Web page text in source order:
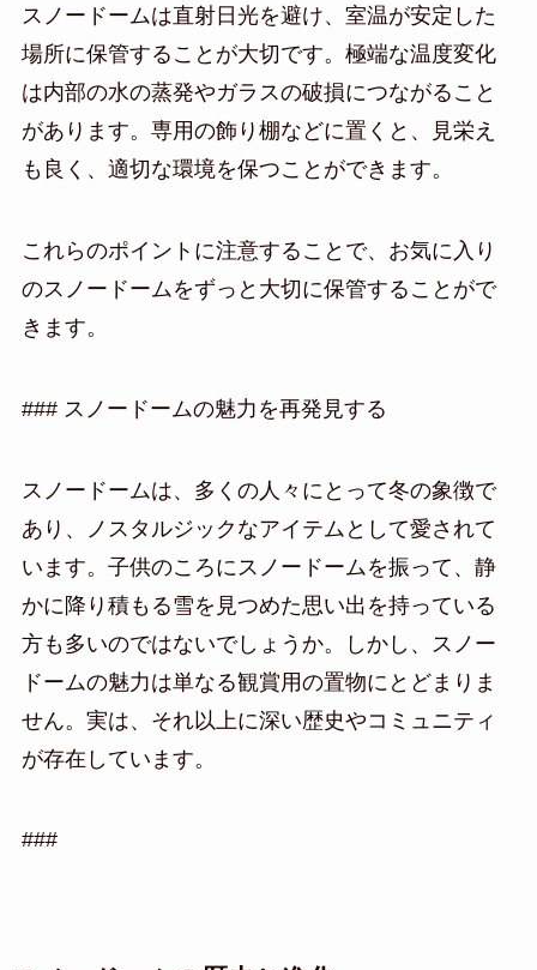
スノードームは直射日光を避け、室温が安定した
場所に保管することが大切です。極端な温度変化
は内部の水の蒸発やガラスの破損につながること
があります。専用の飾り棚などに置くと、見栄え
も良く、適切な環境を保つことができます。
これらのポイントに注意することで、お気に入り
のスノードームをずっと大切に保管することがで
きます。
### スノードームの魅力を再発見する
スノードームは、多くの人々にとって冬の象徴で
あり、ノスタルジックなアイテムとして愛されて
います。子供のころにスノードームを振って、静
かに降り積もる雪を見つめた思い出を持っている
方も多いのではないでしょうか。しかし、スノー
ドームの魅力は単なる観賞用の置物にとどまりま
せん。実は、それ以上に深い歴史やコミュニティ
が存在しています。
###